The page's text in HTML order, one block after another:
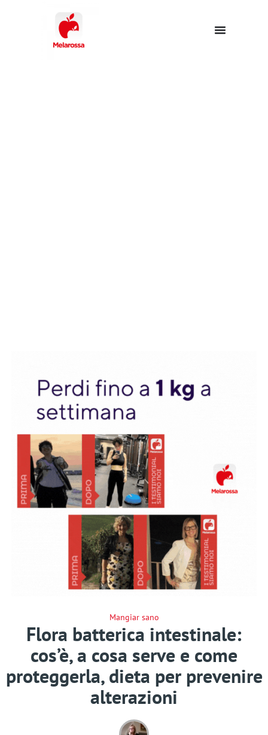
Mangiar sano
Flora batterica intestinale:
cos’è, a cosa serve e come
proteggerla, dieta per prevenire
alterazioni